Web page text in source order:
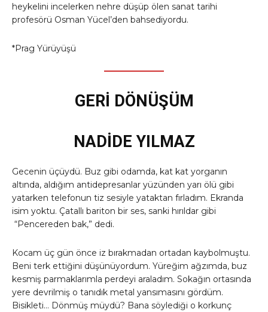
heykelini incelerken nehre düşüp ölen sanat tarihi
profesörü Osman Yücel’den bahsediyordu.
*Prag Yürüyüşü
GERİ DÖNÜŞÜM
NADİDE YILMAZ
Gecenin üçüydü. Buz gibi odamda, kat kat yorganın
altında, aldığım antidepresanlar yüzünden yarı ölü gibi
yatarken telefonun tiz sesiyle yataktan fırladım. Ekranda
isim yoktu. Çatallı bariton bir ses, sanki hırıldar gibi
“Pencereden bak,” dedi.
​Kocam üç gün önce iz bırakmadan ortadan kaybolmuştu.
Beni terk ettiğini düşünüyordum. Yüreğim ağzımda, buz
kesmiş parmaklarımla perdeyi araladım. Sokağın ortasında
yere devrilmiş o tanıdık metal yansımasını gördüm.
Bisikleti… Dönmüş müydü? Bana söylediği o korkunç